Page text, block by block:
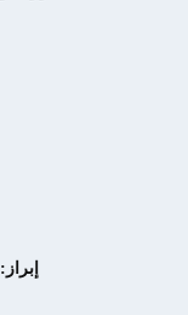
إبراز: